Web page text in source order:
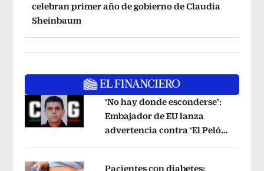
celebran primer año de gobierno de Claudia
Sheinbaum
Opens in new window
‘No hay donde esconderse’:
Embajador de EU lanza
advertencia contra ‘El Pelón’,
Pacientes con diabetes: